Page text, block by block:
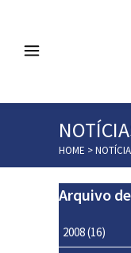
HOME >
Arquivo
2008(16)